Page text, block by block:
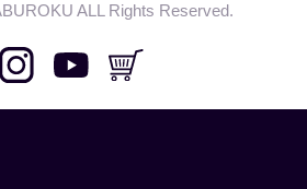
ALL Rights Reserved.